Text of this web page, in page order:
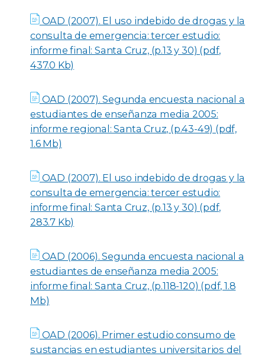
OAD (2007). El uso indebido de drogas y la
consulta de emergencia: tercer estudio:
informe final: Santa Cruz, (p.13 y 30) (pdf,
437.0 Kb)
OAD (2007). Segunda encuesta nacional a
estudiantes de enseñanza media 2005:
informe regional: Santa Cruz, (p.43-49) (pdf,
1.6 Mb)
OAD (2007). El uso indebido de drogas y la
consulta de emergencia: tercer estudio:
informe final: Santa Cruz, (p.13 y 30) (pdf,
283.7 Kb)
OAD (2006). Segunda encuesta nacional a
estudiantes de enseñanza media 2005:
informe final: Santa Cruz, (p.118-120) (pdf, 1.8
Mb)
OAD (2006). Primer estudio consumo de
sustancias en estudiantes universitarios del